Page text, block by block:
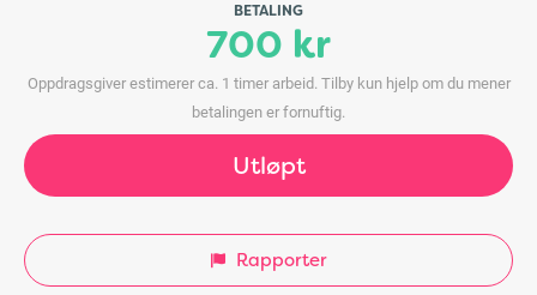
BETALING
700 kr
Oppdragsgiver estimerer ca. 1 timer arbeid. Tilby kun hjelp om du mener
betalingen er fornuftig.
Utløpt
Rapporter